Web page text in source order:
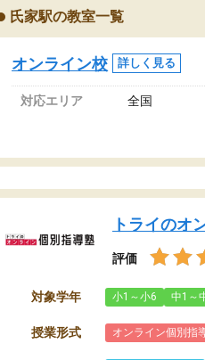
オンラインツールを使用した単語
り宿題もそちらで出される形でし
2ヶ月で担当講師の方がお辞めに
講師変更の申し出があり、あまり
更だった為、塾に通う事にして退
遅れも取り戻せ、授業内容や講師
氏家駅の教室一覧
オンライン校 詳しく見る
対応エリア 全国
トライのオ
評価
対象学年 小1～小6 中1～
授業形式 オンライン個別指